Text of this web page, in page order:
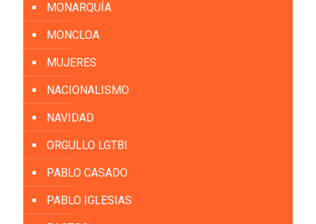
MONARQUÍA
MONCLOA
MUJERES
NACIONALISMO
NAVIDAD
ORGULLO LGTBI
PABLO CASADO
PABLO IGLESIAS